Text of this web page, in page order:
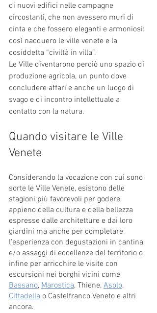
di nuovi edifici nelle campagne
circostanti, che non avessero muri di
cinta e che fossero eleganti e armoniosi:
così nacquero le ville venete e la
cosiddetta “civiltà in villa”.
Le Ville diventarono perciò uno spazio di
produzione agricola, un punto dove
concludere affari e anche un luogo di
svago e di incontro intellettuale a
contatto con la natura.
Quando visitare le Ville
Venete
Considerando la vocazione con cui sono
sorte le Ville Venete, esistono delle
stagioni più favorevoli per godere
appieno della cultura e della bellezza
espresse dalle architetture e dai loro
giardini ma anche per completare
l’esperienza con degustazioni in cantina
e/o assaggi di eccellenze del territorio o
infine per arricchire le visite con
escursioni nei borghi vicini come
Bassano, Marostica, Thiene, Asolo,
Cittadella o Castelfranco Veneto e altri
ancora.